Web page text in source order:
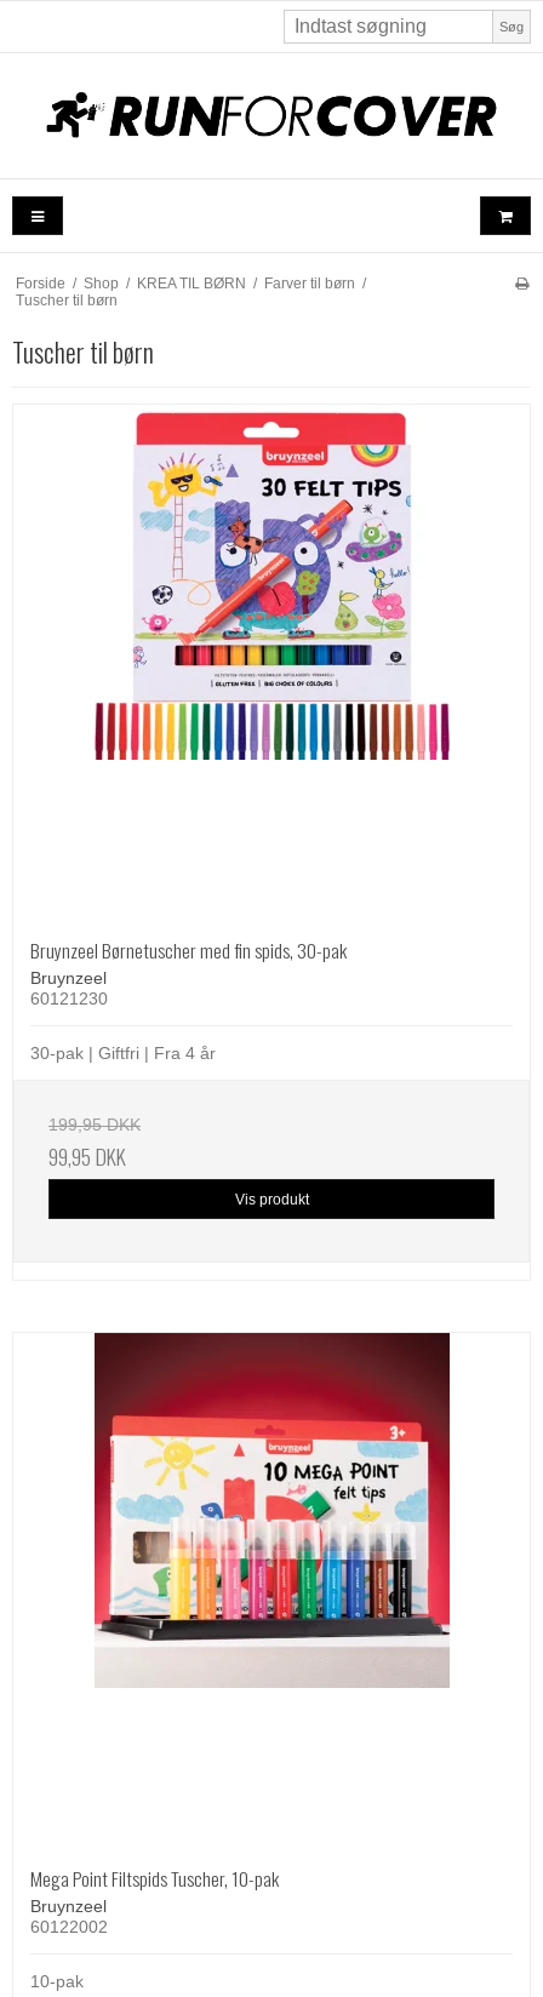
Søg
Forside / Shop / KREA TIL BØRN / Farver til børn /
Tuscher til børn
Tuscher til børn
Bruynzeel Børnetuscher med fin spids, 30-pak
Bruynzeel
60121230
30-pak | Giftfri | Fra 4 år
199,95 DKK
99,95 DKK
Vis produkt
Mega Point Filtspids Tuscher, 10-pak
Bruynzeel
60122002
10-pak